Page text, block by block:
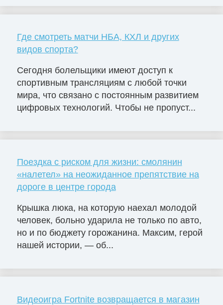
Где смотреть матчи НБА, КХЛ и других
видов спорта?
Сегодня болельщики имеют доступ к
спортивным трансляциям с любой точки
мира, что связано с постоянным развитием
цифровых технологий. Чтобы не пропуст...
Поездка с риском для жизни: смолянин
«налетел» на неожиданное препятствие на
дороге в центре города
Крышка люка, на которую наехал молодой
человек, больно ударила не только по авто,
но и по бюджету горожанина. Максим, герой
нашей истории, — об...
Видеоигра Fortnite возвращается в магазин